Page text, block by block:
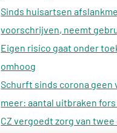
Sinds huisartsen
voorschrijven, neemt
Eigen risico gaat onder
omhoog
Schurft sinds corona geen
meer: aantal uitbraken
CZ vergoedt zorg van